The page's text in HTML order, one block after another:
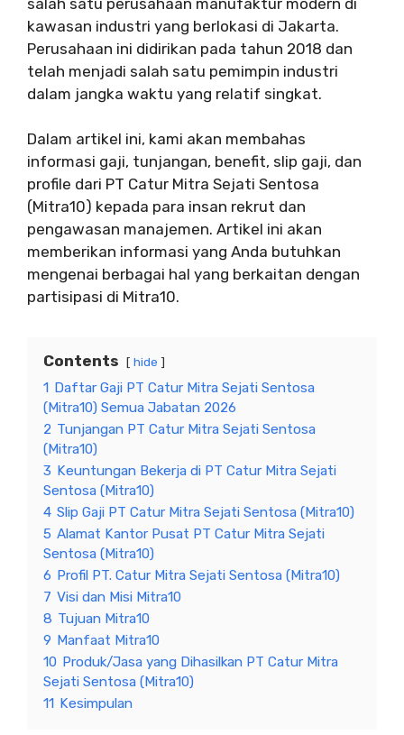
kawasan industri yang berlokasi di Jakarta.
Perusahaan ini didirikan pada tahun 2018 dan
telah menjadi salah satu pemimpin industri
dalam jangka waktu yang relatif singkat.
Dalam artikel ini, kami akan membahas
informasi gaji, tunjangan, benefit, slip gaji, dan
profile dari PT Catur Mitra Sejati Sentosa
(Mitra10) kepada para insan rekrut dan
pengawasan manajemen. Artikel ini akan
memberikan informasi yang Anda butuhkan
mengenai berbagai hal yang berkaitan dengan
partisipasi di Mitra10.
Contents hide
1 Daftar Gaji PT Catur Mitra Sejati Sentosa
(Mitra10) Semua Jabatan 2026
2 Tunjangan PT Catur Mitra Sejati Sentosa
(Mitra10)
3 Keuntungan Bekerja di PT Catur Mitra Sejati
Sentosa (Mitra10)
4 Slip Gaji PT Catur Mitra Sejati Sentosa (Mitra10)
5 Alamat Kantor Pusat PT Catur Mitra Sejati
Sentosa (Mitra10)
6 Profil PT. Catur Mitra Sejati Sentosa (Mitra10)
7 Visi dan Misi Mitra10
8 Tujuan Mitra10
9 Manfaat Mitra10
10 Produk/Jasa yang Dihasilkan PT Catur Mitra
Sejati Sentosa (Mitra10)
11 Kesimpulan